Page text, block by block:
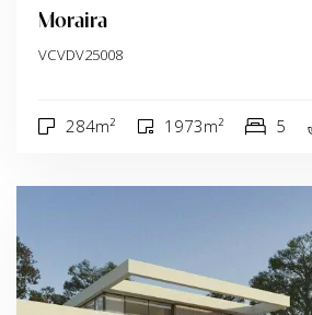
Moraira
VCVDV25008
284m² 1973m² 5